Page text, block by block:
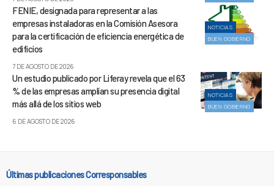
NOTICIAS
BUEN GOBIERNO
FENIE, designada para representar a las
empresas instaladoras en la Comisión Asesora
para la certificación de eficiencia energética de
edificios
7 DE AGOSTO DE 2026
NOTICIAS
BUEN GOBIERNO
Un estudio publicado por Liferay revela que el 63
% de las empresas amplían su presencia digital
más allá de los sitios web
6 DE AGOSTO DE 2026
Últimas publicaciones Corresponsables